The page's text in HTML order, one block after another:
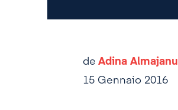
de Adina Almajanu
15 Gennaio 2016